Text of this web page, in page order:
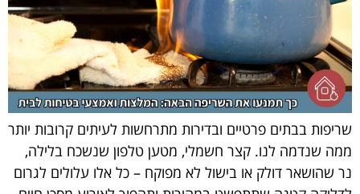
שריפות בבתים פרטיים ובדירות מתרחשות לעיתים קרובות יותר
ממה שנדמה לנו. קצר חשמלי, מטען טלפון שנשכח בלילה,
נר שהושאר דולק או בישול לא מפוקח – כל אלו עלולים לגרום